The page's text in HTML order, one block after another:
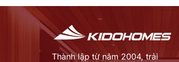
2.065.000 ₫.
Thành lập từ năm 2004, trải